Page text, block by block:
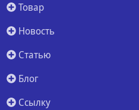
Товар
Новость
Статью
Блог
Ссылку